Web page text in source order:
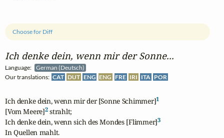
Ich denke dein, wenn mir der Sonne...
Language:
German (Deutsch)
Our translations: CAT DUT ENG ENG FRE IRI ITA POR
Choose for Diff
Ich denke dein, wenn mir der [Sonne Schimmer]1
[Vom Meere]2 strahlt;
Ich denke dein, wenn sich des Mondes [Flimmer]3
In Quellen mahlt.